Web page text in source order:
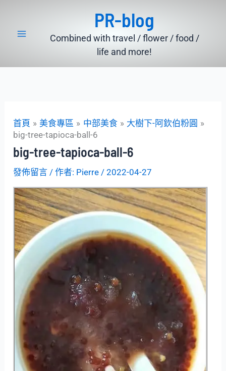
PR-blog
Combined with travel / flower / food /
life and more!
首頁 美食專區 中部美食
大樹下-阿欽伯粉圓
big-tree-tapioca-ball-6
big-tree-tapioca-ball-6
發佈留言 / 作者: Pierre /2022-04-27